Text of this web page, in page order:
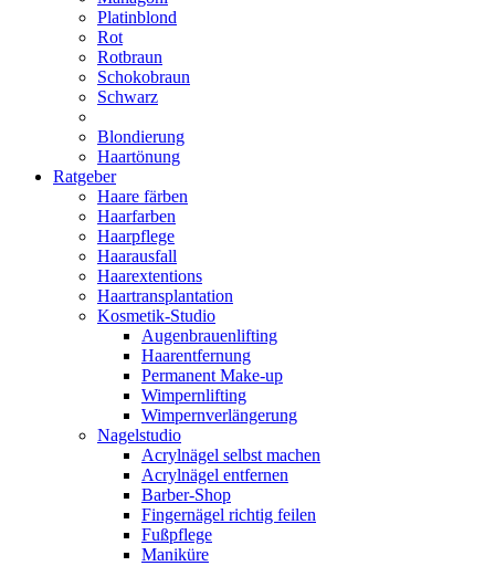
Platinblond
Rot
Rotbraun
Schokobraun
Schwarz
Blondierung
Haartönung
Ratgeber
Haare färben
Haarfarben
Haarpflege
Haarausfall
Haarextentions
Haartransplantation
Kosmetik-Studio
Augenbrauenlifting
Haarentfernung
Permanent Make-up
Wimpernlifting
Wimpernverlängerung
Nagelstudio
Acrylnägel selbst machen
Acrylnägel entfernen
Barber-Shop
Fingernägel richtig feilen
Fußpflege
Maniküre